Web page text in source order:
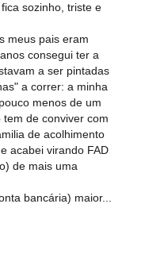
sozinho, triste e
meus pais eram
consegui ter a
a ser pintadas
a correr: a minha
menos de um
de conviver com
de acolhimento
acabei virando FAD
de mais uma
bancária) maior...